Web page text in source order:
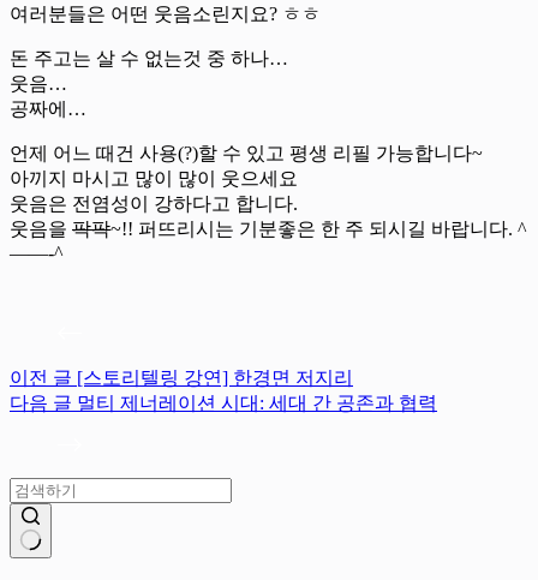
여러분들은 어떤 웃음소린지요? ㅎㅎ
돈 주고는 살 수 없는것 중 하나…
웃음…
공짜에…
언제 어느 때건 사용(?)할 수 있고 평생 리필 가능합니다~
아끼지 마시고 많이 많이 웃으세요
웃음은 전염성이 강하다고 합니다.
웃음을 팍팍~!! 퍼뜨리시는 기분좋은 한 주 되시길 바랍니다. ^
——-^
이전 글 [스토리텔링 강연] 한경면 저지리
다음 글 멀티 제너레이션 시대: 세대 간 공존과 협력